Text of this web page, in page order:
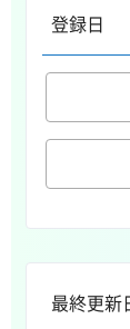
登録日
最終更新